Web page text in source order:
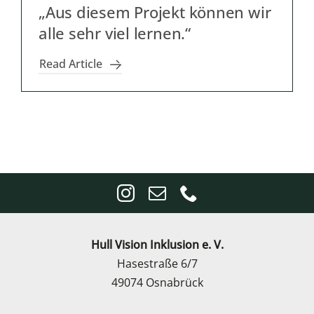
„Aus diesem Projekt können wir
alle sehr viel lernen.“
Read Article
Hull Vision Inklusion e. V.
Hasestraße 6/7
49074 Osnabrück